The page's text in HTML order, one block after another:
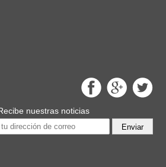
nuestras noticias
Enviar